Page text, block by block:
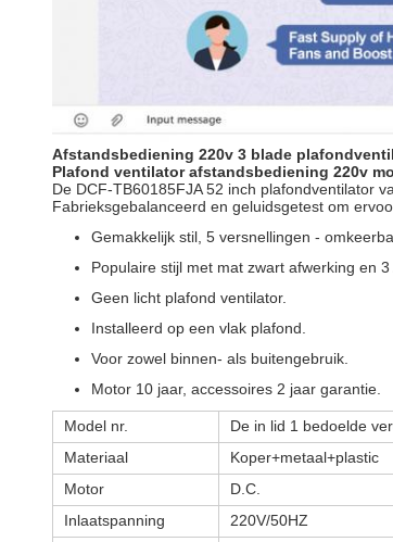
Afstandsbediening 220v 3 blade
Plafond ventilator afstandsbediening 220v
De DCF-TB60185FJA 52 inch plafondventilator
Fabrieksgebalanceerd en geluidsgetest om
Gemakkelijk stil, 5 versnellingen -
Populaire stijl met mat zwart afwerking en 3
Geen licht plafond ventilator.
Installeerd op een vlak plafond.
Voor zowel binnen- als buitengebruik.
Motor 10 jaar, accessoires 2 jaar garantie.
Model nr.
De in lid 1 bedoelde
Materiaal
Koper+metaal+plastic
Motor
D.C.
Inlaatspanning
220V/50HZ